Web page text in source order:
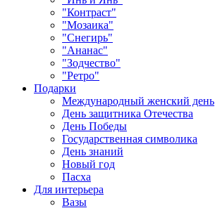
"Контраст"
"Мозаика"
"Снегирь"
"Ананас"
"Зодчество"
"Ретро"
Подарки
Международный женский день
День защитника Отечества
День Победы
Государственная символика
День знаний
Новый год
Пасха
Для интерьера
Вазы